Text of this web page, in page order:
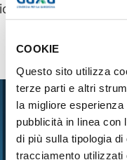
COOKIE
Questo sito utilizza
terze parti e altri
la migliore
pubblicità in linea con
di più sulla tipologia
tracciamento
in